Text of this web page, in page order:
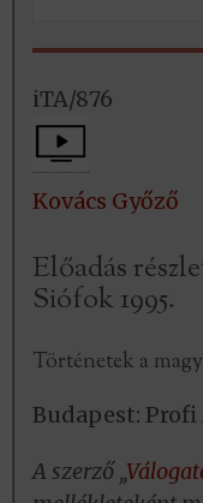
iTA/876
Kovács Győző
Előadás
Siófok 1995.
Történetek a
Budapest: Profi
A szerző „